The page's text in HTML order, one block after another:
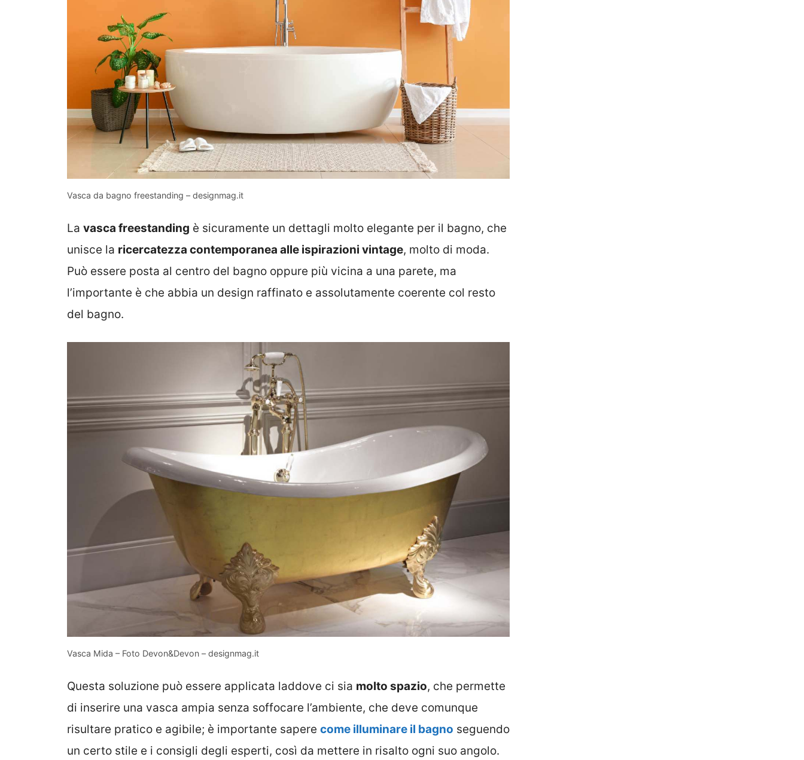
Vasca da bagno freestanding – designmag.it
La vasca freestanding è sicuramente un dettagli molto elegante per il bagno, che
unisce la ricercatezza contemporanea alle ispirazioni vintage, molto di moda.
Può essere posta al centro del bagno oppure più vicina a una parete, ma
l’importante è che abbia un design raffinato e assolutamente coerente col resto
del bagno.
Vasca Mida – Foto Devon&Devon – designmag.it
Questa soluzione può essere applicata laddove ci sia molto spazio, che permette
di inserire una vasca ampia senza soffocare l’ambiente, che deve comunque
risultare pratico e agibile; è importante sapere come illuminare il bagno seguendo
un certo stile e i consigli degli esperti, così da mettere in risalto ogni suo angolo.